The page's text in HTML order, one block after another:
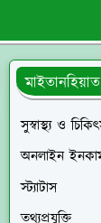
সুস্বাস্থ্য ও
অনলাইন
স্ট্যাটাস